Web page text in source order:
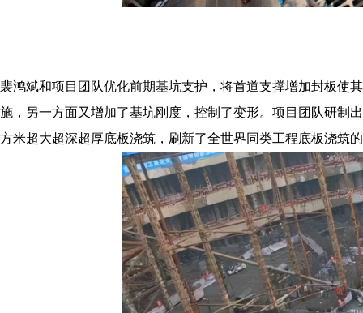
裴鸿斌和项目团队优化前期基坑支护，将首道支撑增加封板使
施，另一方面又增加了基坑刚度，控制了变形。项目团队研制
方米超大超深超厚底板浇筑，刷新了全世界同类工程底板浇筑